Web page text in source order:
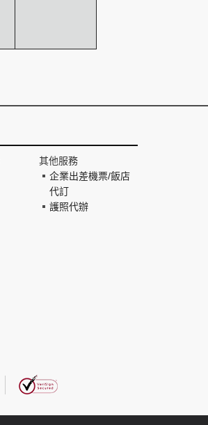
其他服務
企業出差機票/飯店
代訂
護照代辦